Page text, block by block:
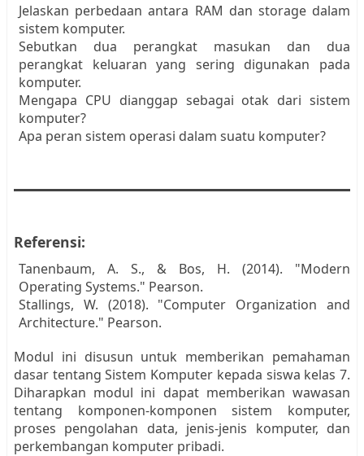
Jelaskan perbedaan antara RAM dan storage dalam
sistem komputer.
Sebutkan dua perangkat masukan dan dua
perangkat keluaran yang sering digunakan pada
komputer.
Mengapa CPU dianggap sebagai otak dari sistem
komputer?
Apa peran sistem operasi dalam suatu komputer?
Referensi:
Tanenbaum, A. S., & Bos, H. (2014). "Modern
Operating Systems." Pearson.
Stallings, W. (2018). "Computer Organization and
Architecture." Pearson.
Modul ini disusun untuk memberikan pemahaman
dasar tentang Sistem Komputer kepada siswa kelas 7.
Diharapkan modul ini dapat memberikan wawasan
tentang komponen-komponen sistem komputer,
proses pengolahan data, jenis-jenis komputer, dan
perkembangan komputer pribadi.